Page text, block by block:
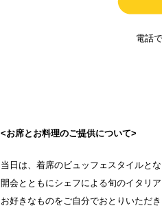
電話
<お席とお料理のご提供について>
当日は、着席のビュッフェスタイルと
開会とともにシェフによる旬のイタリ
お好きなものをご自分でおとりいただ